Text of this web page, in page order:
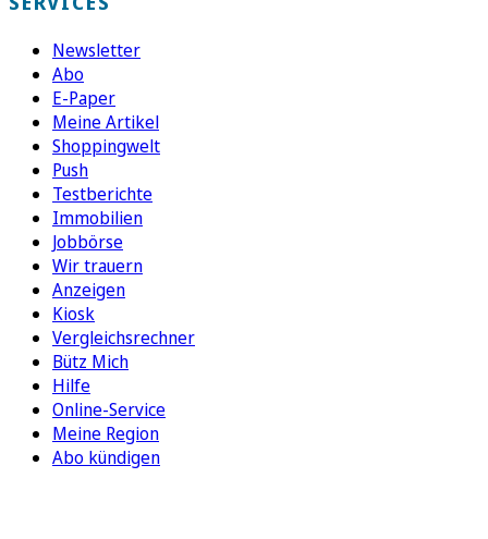
Newsletter
Abo
E-Paper
Meine Artikel
Shoppingwelt
Push
Testberichte
Immobilien
Jobbörse
Wir trauern
Anzeigen
Kiosk
Vergleichsrechner
Bütz Mich
Hilfe
Online-Service
Meine Region
Abo kündigen